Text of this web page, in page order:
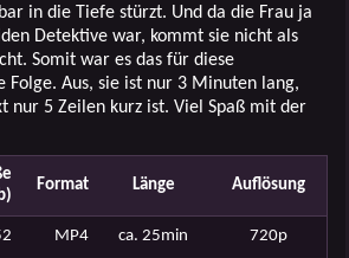
in die Tiefe stürzt. Und da die Frau ja
Detektive war, kommt sie nicht als
Somit war es das für diese
Folge. Aus, sie ist nur 3 Minuten lang,
nur 5 Zeilen kurz ist. Viel Spaß mit der
Format Länge Auflösung
MP4 ca. 25min 720p